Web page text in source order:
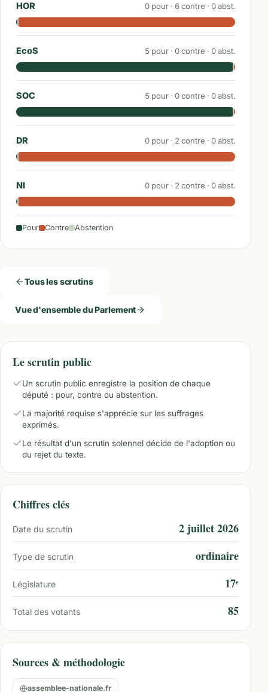
HOR 0 pour · 6contre · 0abst.
EcoS 5 pour · 0contre · 0abst.
SOC 5 pour · 0contre · 0abst.
DR 0 pour · 2 contre · 0abst.
NI 0 pour · 2 contre · 0abst.
Pour Contre Abstention
Tous les scrutins
Vue d'ensemble du Parlement
Le scrutin public
Un scrutin public enregistre la position de chaque
député : pour, contre ou abstention.
La majorité requise s'apprécie sur les suffrages
exprimés.
Le résultat d'un scrutin solennel décide de l'adoption ou
du rejet du texte.
Chiffres clés
Date du scrutin 2 juillet 2026
Type de scrutin ordinaire
Législature 17ᵉ
Total des votants 85
Sources & méthodologie
assemblee-nationale.fr